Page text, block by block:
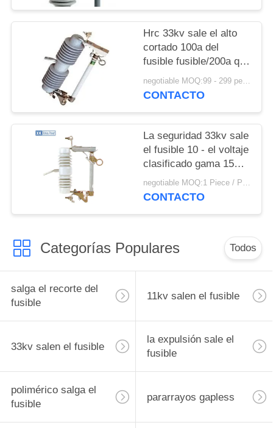
Hrc 33kv sale el alto
cortado 100a del
fusible fusible/200a que
rompe capacidad
negotiable MOQ:99 - 299 pedazos
CONTACTO
La seguridad 33kv sale
el fusible 10 - el voltaje
clasificado gama 15KV
puede estar disponible negotiable MOQ:1 Piece / Pieces
CONTACTO
Categorías Populares Todos
salga el recorte del
fusible
11kv salen el fusible
33kv salen el fusible
la expulsión sale el
fusible
polimérico salga el
fusible
pararrayos gapless